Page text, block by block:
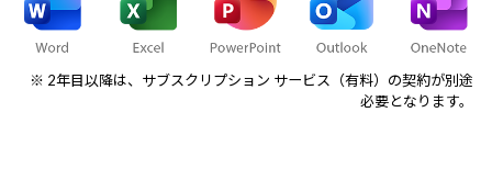
※ 2年目以降は、サブスクリプション サービス（有料）の契約が別途
必要となります。